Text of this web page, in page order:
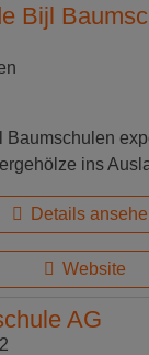
Bijl
ins
Details
Website
AG